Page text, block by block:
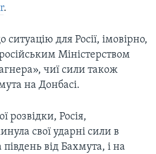
.
для Росії, імовірно,
Міністерством
чиї сили також
на Донбасі.
розвідки, Росія,
свої ударні сили в
від Бахмута, і на